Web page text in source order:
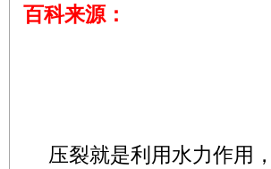
百科来源：
压裂就是利用水力作用